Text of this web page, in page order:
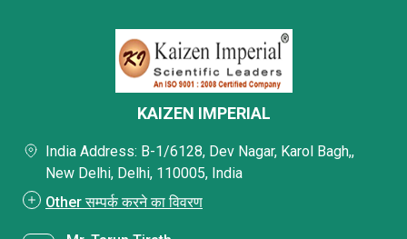
KAIZEN IMPERIAL
India Address: B-1/6128, Dev Nagar, Karol Bagh,,
New Delhi, Delhi, 110005, India
Other सम्पर्क करने का विवरण